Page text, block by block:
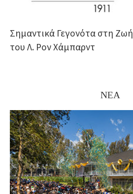
Σημαντικά Γεγονότα στη Ζωή
του Λ. Ρον Χάμπαρντ
ΝΕΑ